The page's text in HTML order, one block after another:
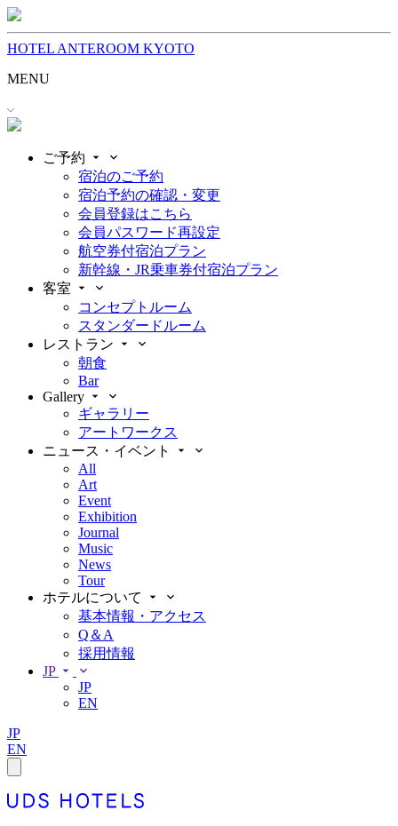
HOTEL ANTEROOM KYOTO
MENU
ご予約
宿泊のご予約
宿泊予約の確認・変更
会員登録はこちら
会員パスワード再設定
航空券付宿泊プラン
新幹線・JR乗車券付宿泊プラン
客室
コンセプトルーム
スタンダードルーム
レストラン
朝食
Bar
Gallery
ギャラリー
アートワークス
ニュース・イベント
All
Art
Event
Exhibition
Journal
Music
News
Tour
ホテルについて
基本情報・アクセス
Q＆A
採用情報
JP
JP
EN
JP
EN